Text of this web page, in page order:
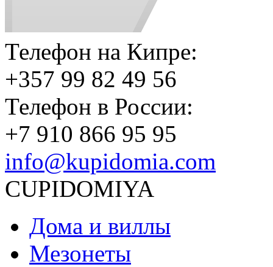
Телефон на Кипре:
+357 99 82 49 56
Телефон в России:
+7 910 866 95 95
info@kupidomia.com
CUPIDOMIYA
Дома и виллы
Мезонеты